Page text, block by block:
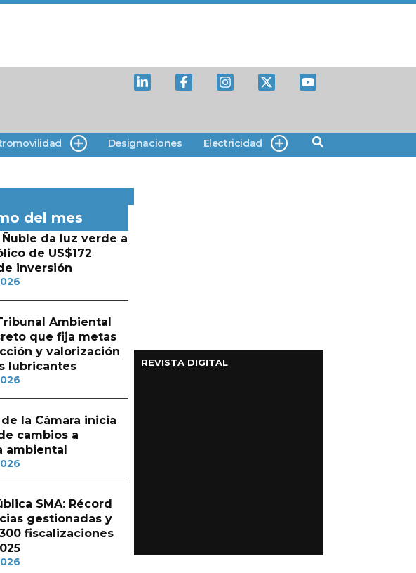
Designaciones Electricidad
del mes
da luz verde a
de US$172
inversión
Ambiental
que fija metas
y valorización
lubricantes
la Cámara inicia
cambios a
ambiental
SMA: Récord
gestionadas y
fiscalizaciones
REVISTA DIGITAL